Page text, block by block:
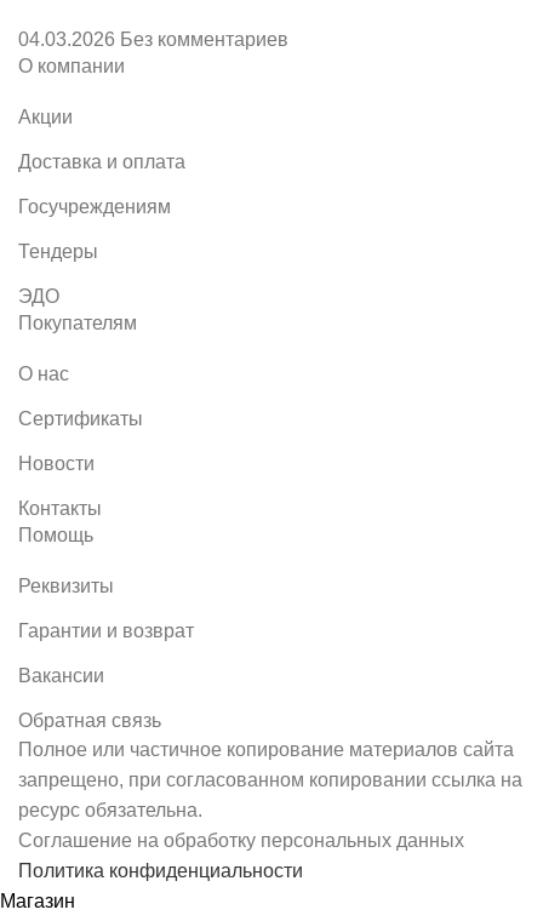
04.03.2026 Без комментариев
О компании
Акции
Доставка и оплата
Госучреждениям
Тендеры
ЭДО
Покупателям
О нас
Сертификаты
Новости
Контакты
Помощь
Реквизиты
Гарантии и возврат
Вакансии
Обратная связь
Полное или частичное копирование материалов сайта
запрещено, при согласованном копировании ссылка на
ресурс обязательна.
Соглашение на обработку персональных данных
Политика конфиденциальности
Магазин